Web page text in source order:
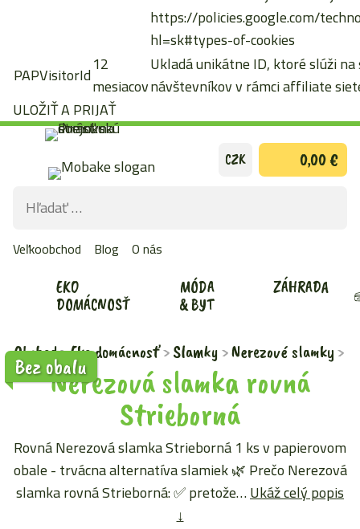
Preskočiť
EKO
DOMÁCNOSŤ
MÓDA
& BYT
ZÁHRADA
Veľkoobchod Blog O nás
Hľadať:
CZK 0,00 €
Obchod Eko domácnosť Slamky Nerezové slamky
Nerezová slamka rovná
Strieborná
Rovná Nerezová slamka Strieborná 1 ks v papierovom
obale - trvácna alternatíva slamiek 🌿 Prečo Nerezová
slamka rovná Strieborná: ✅ pretože…Ukáž celý popis
↓
Bez obalu
https://policies.google.com/
hl=sk#types-of-cookies
PAPVisitorId12
mesiacov
Ukladá unikátne ID, ktoré slúži
návštevníkov v rámci affiliate
ULOŽIŤ A PRIJAŤ